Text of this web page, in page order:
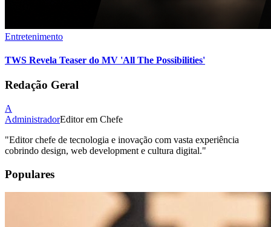
Entretenimento
TWS Revela Teaser do MV 'All The Possibilities'
Redação Geral
A
AdministradorEditor em Chefe
"Editor chefe de tecnologia e inovação com vasta experiência
cobrindo design, web development e cultura digital."
Populares